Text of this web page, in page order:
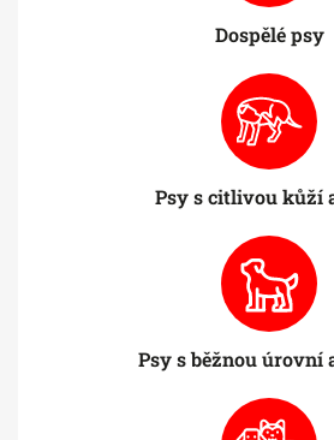
Dospělé psy
Psy s citlivou kůží
Psy s běžnou